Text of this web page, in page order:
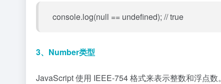
console.log(null == undefined); // true
3、Number类型
JavaScript 使用 IEEE-754 格式来表示整数和浮点数。